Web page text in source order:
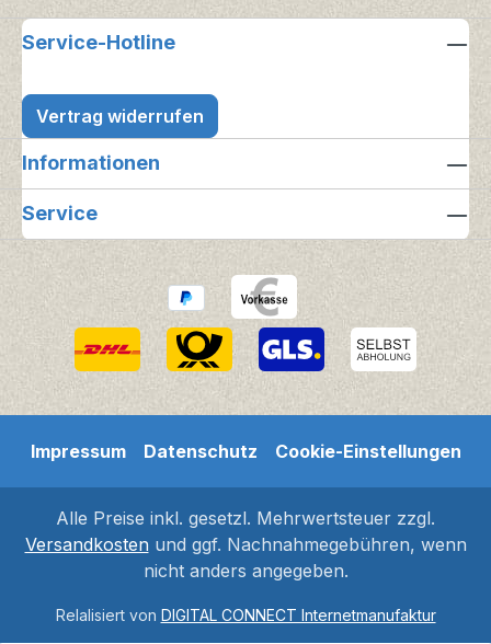
Service-Hotline
Vertrag widerrufen
Informationen
Service
Impressum Datenschutz Cookie-Einstellungen
Alle Preise inkl. gesetzl. Mehrwertsteuer zzgl.
Versandkostenund ggf. Nachnahmegebühren, wenn
nicht anders angegeben.
Relalisiert von DIGITAL CONNECT Internetmanufaktur